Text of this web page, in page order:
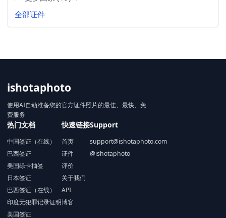
全部证件
ishotaphoto
使用AI自动准备您的官方证件照片的最佳、最快、免
费服务
热门文档
中国签证（在线）
巴西签证
美国绿卡抽签
日本签证
巴西签证（在线）
印度无犯罪记录证明
美国签证
快速链接
首页
证件
评价
关于我们
API
博客
Support
support@ishotaphoto.com
@ishotaphoto